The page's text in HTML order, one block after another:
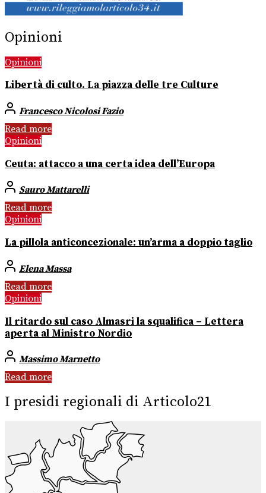
Opinioni
Opinioni
Libertà di culto. La piazza delle tre Culture
Francesco Nicolosi Fazio
Read more
Opinioni
Ceuta: attacco a una certa idea dell’Europa
Sauro Mattarelli
Read more
Opinioni
La pillola anticoncezionale: un’arma a doppio taglio
Elena Massa
Read more
Opinioni
Il ritardo sul caso Almasri la squalifica – Lettera
aperta al Ministro Nordio
Massimo Marnetto
Read more
I presidi regionali di Articolo21